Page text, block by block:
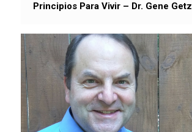
Principios Para Vivir – Dr. Gene Getz